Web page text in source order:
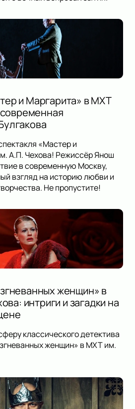
и Маргарита» в МХТ
«Мастер и
А.П. Чехова! Режиссёр Янош
в современную Москву,
взгляд на историю любви и
Не пропустите!
женщин» в
интриги и загадки на
классического детектива
женщин» в МХТ им.